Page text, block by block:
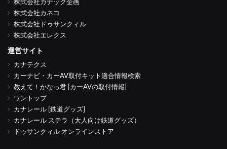
株式会社カナック企画
株式会社カネコ
株式会社ドゥサンクィル
株式会社エレクス
運営サイト
カナテクス
カーナビ・カーAV取付キット適合情報検索
教えて！かなっ君 [カーAVの取付情報]
ワントップ
カナレール [鉄道グッズ]
カナレール ステラ（大人向け鉄道グッズ）
ドゥサンクィル オンラインストア